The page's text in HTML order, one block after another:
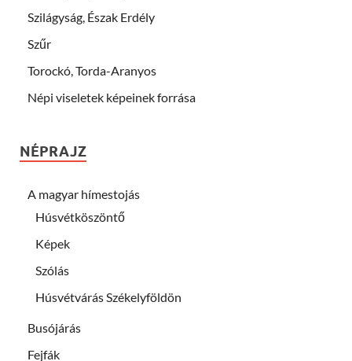
Szilágyság, Észak Erdély
Szűr
Torockó, Torda-Aranyos
Népi viseletek képeinek forrása
NÉPRAJZ
A magyar hímestojás
Húsvétköszöntő
Képek
Szólás
Húsvétvárás Székelyföldön
Busójárás
Fejfák